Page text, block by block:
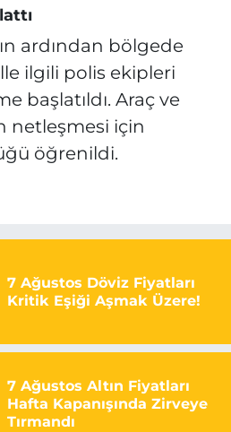
ardından bölgede
ilgili polis ekipleri
başlatıldı. Araç ve
netleşmesi için
öğrenildi.
7 Ağustos Döviz Fiyatları
Kritik Eşiği Aşmak Üzere!
7 Ağustos Altın Fiyatları
Hafta Kapanışında Zirveye
Tırmandı